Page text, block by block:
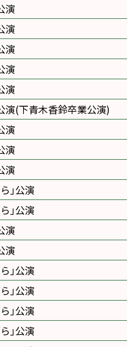
演
演
演
演
演
演(下青木香鈴卒業公演)
演
演
演
｣公演
｣公演
演
演
｣公演
｣公演
｣公演
｣公演